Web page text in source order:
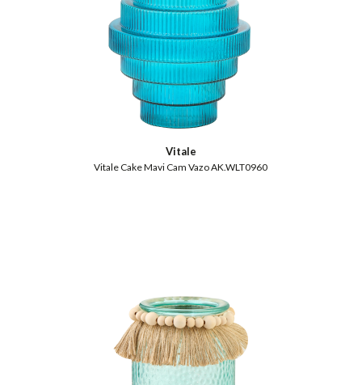
Vitale
Vitale Cake Mavi Cam Vazo AK.WLT0960